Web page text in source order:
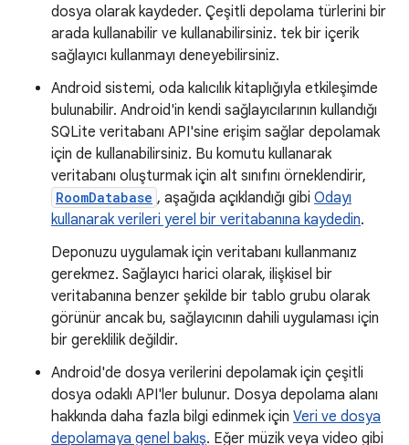
dosya olarak kaydeder. Çeşitli depolama türlerini bir
arada kullanabilir ve kullanabilirsiniz. tek bir içerik
sağlayıcı kullanmayı deneyebilirsiniz.
Android sistemi, oda kalıcılık kitaplığıyla etkileşimde
bulunabilir. Android'in kendi sağlayıcılarının kullandığı
SQLite veritabanı API'sine erişim sağlar depolamak
için de kullanabilirsiniz. Bu komutu kullanarak
veritabanı oluşturmak için alt sınıfını örneklendirir,
RoomDatabase , aşağıda açıklandığı gibi Odayı
kullanarak verileri yerel bir veritabanına kaydedin.
Deponuzu uygulamak için veritabanı kullanmanız
gerekmez. Sağlayıcı harici olarak, ilişkisel bir
veritabanına benzer şekilde bir tablo grubu olarak
görünür ancak bu, sağlayıcının dahili uygulaması için
bir gereklilik değildir.
Android'de dosya verilerini depolamak için çeşitli
dosya odaklı API'ler bulunur. Dosya depolama alanı
hakkında daha fazla bilgi edinmek için Veri ve dosya
depolamaya genel bakış. Eğer müzik veya video gibi